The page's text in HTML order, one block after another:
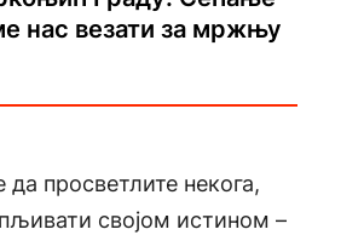
нас везати за мржњу
просветлите некога,
својом истином –